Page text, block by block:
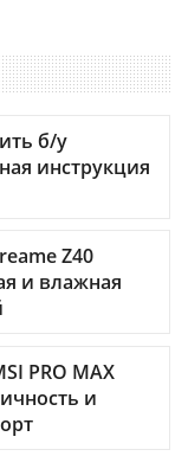
б/у
инструкция
Z40
и влажная
PRO MAX
и